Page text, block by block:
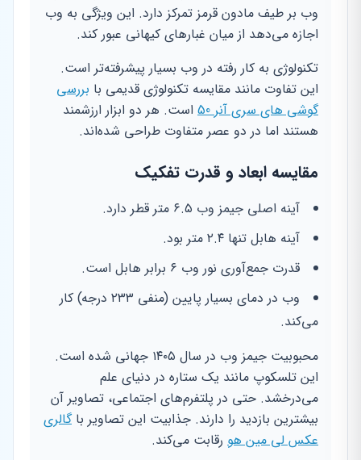
وب بر طیف مادون قرمز تمرکز دارد. این ویژگی به وب
اجازه می‌دهد از میان غبارهای کیهانی عبور کند.
تکنولوژی به کار رفته در وب بسیار پیشرفته‌تر است.
این تفاوت مانند مقایسه تکنولوژی قدیمی با بررسی
گوشی های سری آنر 50
است. هر دو ابزار ارزشمند
هستند اما در دو عصر متفاوت طراحی شده‌اند.
مقایسه ابعاد و قدرت تفکیک
آینه اصلی جیمز وب ۶.۵ متر قطر دارد.
آینه هابل تنها ۲.۴ متر بود.
قدرت جمع‌آوری نور وب ۶ برابر هابل است.
وب در دمای بسیار پایین (منفی ۲۳۳ درجه) کار
می‌کند.
محبوبیت جیمز وب در سال ۱۴۰۵ جهانی شده است.
این تلسکوپ مانند یک ستاره در دنیای علم
می‌درخشد. حتی در پلتفرم‌های اجتماعی، تصاویر آن
بیشترین بازدید را دارند. جذابیت این تصاویر باگالری
عکس لی مین هو رقابت می‌کند.